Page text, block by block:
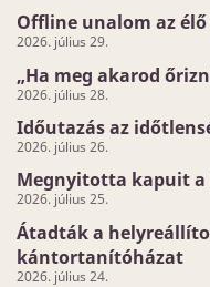
Offline unalom az
2026. július 29.
„Ha meg akarod
2026. július 28.
Időutazás az
2026. július 26.
Megnyitotta kapuit a
2026. július 25.
Átadták a
kántortanítóházat
2026. július 24.